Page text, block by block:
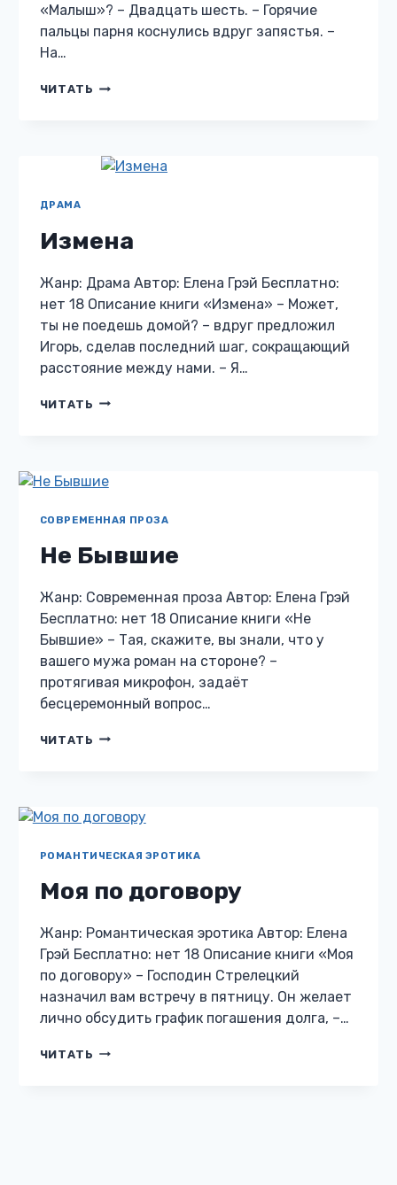
«Малыш»? – Двадцать шесть. – Горячие
пальцы парня коснулись вдруг запястья. –
На…
ЧИТАТЬ РОКОВОЙ
ДРАМА
Измена
Жанр: Драма Автор: Елена Грэй Бесплатно:
нет 18 Описание книги «Измена» – Может,
ты не поедешь домой? – вдруг предложил
Игорь, сделав последний шаг, сокращающий
расстояние между нами. – Я…
ЧИТАТЬ ИЗМЕНА
СОВРЕМЕННАЯ ПРОЗА
Не Бывшие
Жанр: Современная проза Автор: Елена Грэй
Бесплатно: нет 18 Описание книги «Не
Бывшие» – Тая, скажите, вы знали, что у
вашего мужа роман на стороне? –
протягивая микрофон, задаёт
бесцеремонный вопрос…
ЧИТАТЬ НЕ
РОМАНТИЧЕСКАЯ ЭРОТИКА
Моя по договору
Жанр: Романтическая эротика Автор: Елена
Грэй Бесплатно: нет 18 Описание книги «Моя
по договору» – Господин Стрелецкий
назначил вам встречу в пятницу. Он желает
лично обсудить график погашения долга, –…
ЧИТАТЬ МОЯ